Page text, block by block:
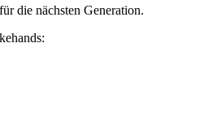
die nächsten Generation.